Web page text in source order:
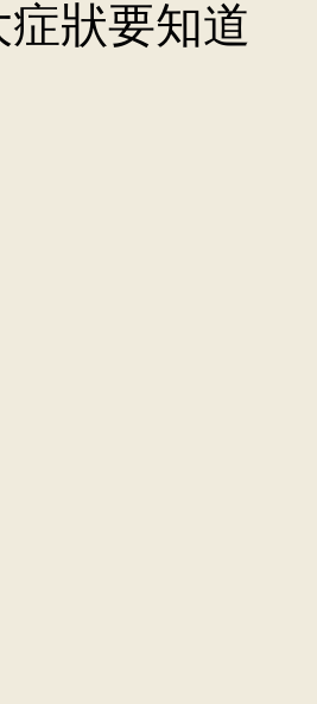
Dr. Ho Kwok Leung, Franklin
狀要知道